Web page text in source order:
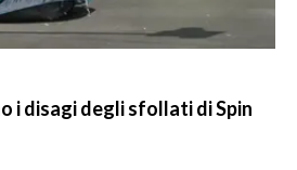
i disagi degli sfollati di Spin